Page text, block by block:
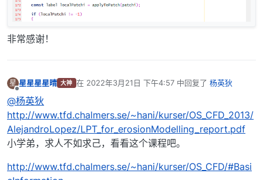
非常感谢！
星 星星星星晴 大神 在 2022年3月21日 下午4:57中回复了 杨英狄
最后由 编辑
@杨英狄
http://www.tfd.chalmers.se/~hani/kurser/OS_CFD_2013/
AlejandroLopez/LPT_for_erosionModelling_report.pdf
小学弟，求人不如求己，看看这个课程吧。
http://www.tfd.chalmers.se/~hani/kurser/OS_CFD/#Basi